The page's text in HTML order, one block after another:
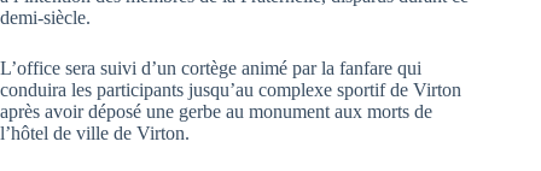
demi-siècle.
L’office sera suivi d’un cortège animé par la fanfare qui
conduira les participants jusqu’au complexe sportif de Virton
après avoir déposé une gerbe au monument aux morts de
l’hôtel de ville de Virton.